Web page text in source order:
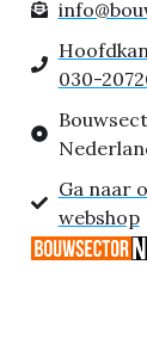
030-
Ga naar
webshop